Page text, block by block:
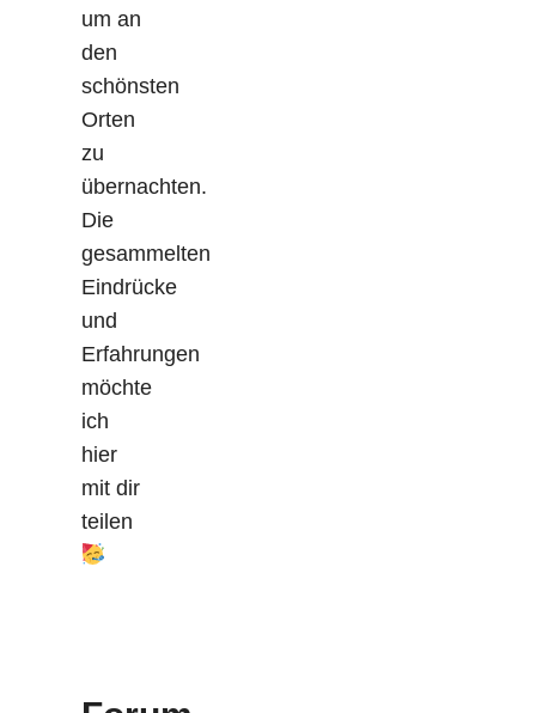
um an
den
schönsten
Orten
zu
übernachten.
Die
gesammelten
Eindrücke
und
Erfahrungen
möchte
ich
hier
mit dir
teilen